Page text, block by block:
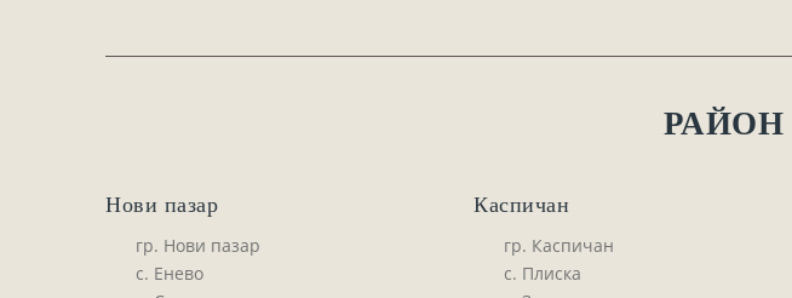
РАЙОН
Нови пазар
гр. Нови пазар
с. Енево
Каспичан
гр. Каспичан
с. Плиска